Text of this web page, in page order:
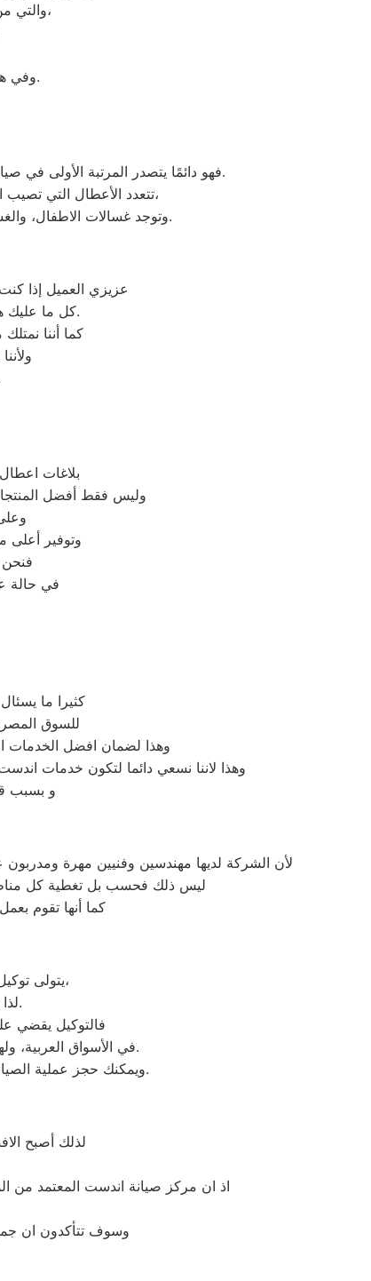
والتي من أبرزها حفظ الطعام لفترات طويلة، وتعدد موديلاته المختلفة، وبالرغم من مميزاته العديدة،
وفي هذه الحالة يجب عليك الاتصال بخدمة ديب فريزر اندست الدقهلية لعمل الإصلاحات اللازمة.
فهو دائمًا يتصدر المرتبة الأولى في صيانة جميع أنواع الغسالات الخاصة بماركة اندست تحت أيدي أنسب المهندسين، مع مراعاة توفير أفضل خدمات الدعم الفنى.
تتعدد الأعطال التي تصيب الغسالات بمختلف فئات الصنع والنوع من غسالات اندست اوتوماتيك، واخرى فوق اوتوماتيك، والنصف اتوماتيك،
وتوجد غسالات الاطفال، والغسالات العادية، ويتمتع مركز خدمة العملاء بوجود مهارة وخبرة عالية لافضل خدمة صيانة لعملاء اندست في مصر.
عزيزي العميل إذا
كل ما عليك هو التواصل معنا على شركة صيانة غسالات اطباق اندست وكيل معتمد لأجهزة اندست في مصر.
كما أننا
بلاغات
وليس فقط أفضل
وتوفير أعلى
في حالة
كثيرا ما
للسوق
وهذا لضمان افضل الخدمات
وهذا لاننا نسعي دائما لتكون خدمات
و بسبب
لأن الشركة لديها مهندسين وفنيين مهرة
ليس ذلك فحسب بل تغطية كل مناطق
كما أنها تقوم
يتولى توكيل صيانة اندست خدمة تصليح جميع أعطال أجهزة اندست من ثلاجات وغسالات وديب فريزرات،
لذا فإن أي أعطال ستواجهك في جهازك سيتغلب توكيل اندست عليها بأعلى جودة ممكنة.
فالتوكيل يقضي
في الأسواق العربية،عند مواجهة أي مشكلة في أجهزتك ليقدم لك الصيانة المتكافئة.
ويمكنك حجز عمليةوسيتم تقديمها لك في غضون 24 ساعة فقط.
لذلك أصبح
اذ ان مركز صيانة اندست المعتمد من
وسوف تتأكدون ان